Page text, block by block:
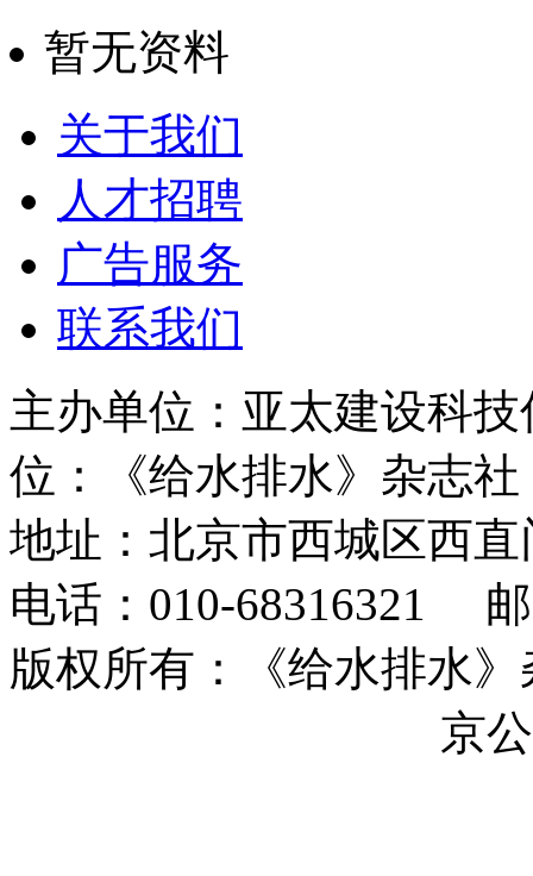
暂无资料
关于我们
人才招聘
广告服务
联系我们
主办单位：亚太建设科
位：《给水排水》杂志社
地址：北京市西城区西
电话：010-68316321 邮
版权所有：《给水排水
京